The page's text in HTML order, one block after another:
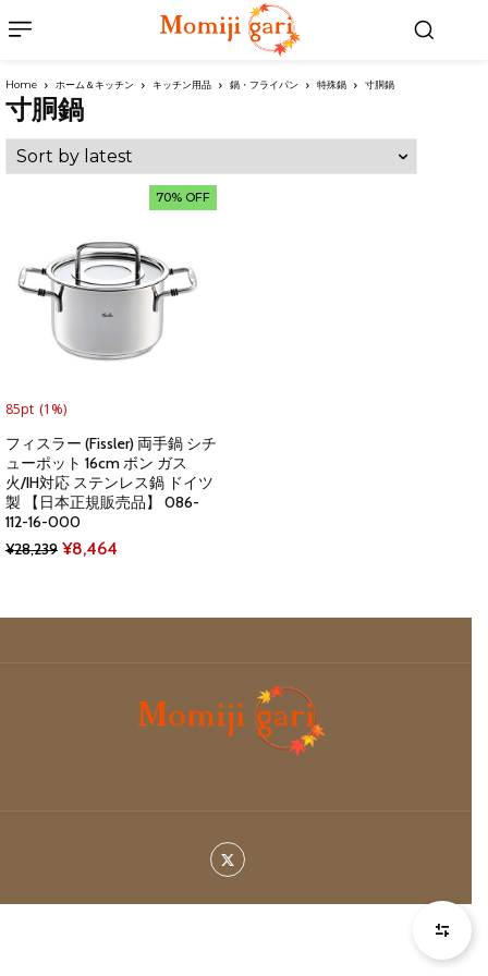
Home ホーム＆キッチン キッチン用品 鍋・フライパン 特殊鍋 寸胴鍋
寸胴鍋
70% OFF
85pt (1%)
フィスラー (Fissler) 両手鍋 シチ
ューポット 16cm ボン ガス
火/IH対応 ステンレス鍋 ドイツ
製 【日本正規販売品】 086-
112-16-000
¥28,239 Original
¥8,464